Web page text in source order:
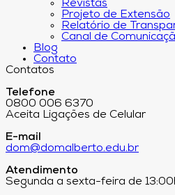
Revistas
Projeto de Extensão
Relatório de
Canal de
Blog
Contato
Contatos
Telefone
0800 006 6370
Aceita Ligações de Celular
E-mail
dom@domalberto.edu.br
Atendimento
Segunda a sexta-feira de